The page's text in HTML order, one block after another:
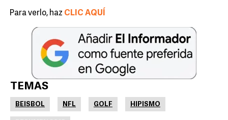
Para verlo, haz CLIC AQUÍ
TEMAS
BEISBOL NFL GOLF HIPISMO